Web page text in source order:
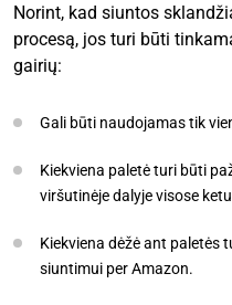
Norint, kad siuntos
procesą, jos turi būti
gairių:
Gali būti naudojamas tik
Kiekviena paletė turi būti
viršutinėje dalyje visose
Kiekviena dėžė ant paletės
siuntimui per Amazon.